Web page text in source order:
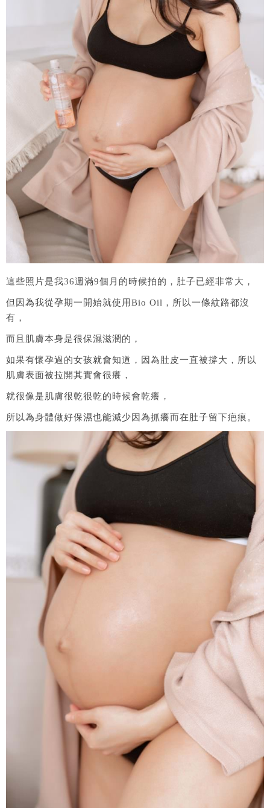
這些照片是我36週滿9個月的時候拍的，肚子已經非常大，
但因為我從孕期一開始就使用Bio Oil，所以一條紋路都沒
有，
而且肌膚本身是很保濕滋潤的，
如果有懷孕過的女孩就會知道，因為肚皮一直被撐大，所以
肌膚表面被拉開其實會很癢，
就很像是肌膚很乾很乾的時候會乾癢，
所以為身體做好保濕也能減少因為抓癢而在肚子留下疤痕。